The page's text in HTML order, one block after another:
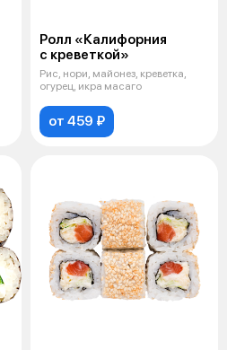
Ролл «Калифорния
с креветкой»
Рис, нори, майонез, креветка,
огурец, икра масаго
от 459 ₽